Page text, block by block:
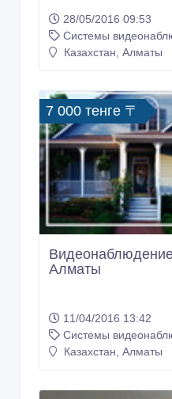
Монтаж и
систем
28/05/2016 09:53
Системы
Казахстан, Алматы